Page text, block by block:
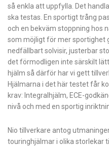
så enkla att uppfylla. Det
ska testas. En sportigt trång
och en bekväm stoppning hos
som möjligt för mer sportighet
nedfällbart solvisir, justerbar
det förmodligen inte särskilt
hjälm så därför har vi gett
Hjälmarna i det här testet får
krav: Integralhjälm, ECE-
nivå och med en sportig
Nio tillverkare antog
touringhjälmar i olika storlekar